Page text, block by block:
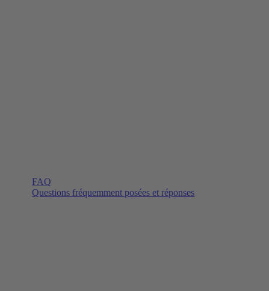
FAQ
Questions fréquemment posées et réponses